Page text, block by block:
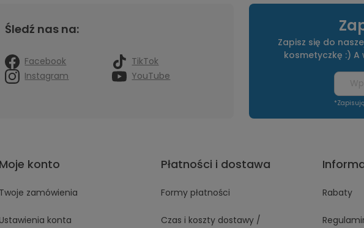
Śledź nas na:
Facebook
TikTok
Instagram
YouTube
Zapisz się do
kosmetyczkę :)
Moje konto
Twoje zamówienia
Ustawienia konta
Płatności i dostawa
Formy płatności
Czas i koszty dostawy /
Rabaty